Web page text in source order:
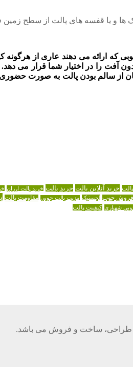
و یا قفسه های پالت از سطح زمین
چوبی که ارائه می دهند عاری از
در اختیار شما قرار می دهد.
از سالم بودن پالت به صورت
خرید آنلاین پالت خرید پالت خرید پالت ارزان
فروش چوب لجستیک مزیت پالت چوبی مقاومت پالت
شهبازی کیفیت پالت
طراحی، ساخت و فروش می باشد.